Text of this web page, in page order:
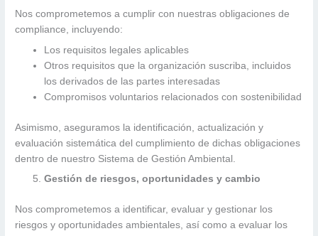
Nos comprometemos a cumplir con nuestras obligaciones de
compliance, incluyendo:
Los requisitos legales aplicables
Otros requisitos que la organización suscriba, incluidos
los derivados de las partes interesadas
Compromisos voluntarios relacionados con sostenibilidad
Asimismo, aseguramos la identificación, actualización y
evaluación sistemática del cumplimiento de dichas obligaciones
dentro de nuestro Sistema de Gestión Ambiental.
Gestión de riesgos, oportunidades y cambio
Nos comprometemos a identificar, evaluar y gestionar los
riesgos y oportunidades ambientales, así como a evaluar los